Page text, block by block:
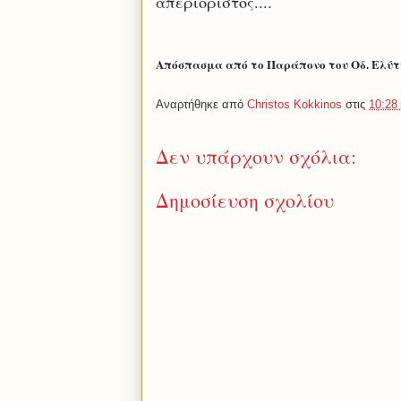
Απόσπασμα από το Παράπονο του Οδ.
Αναρτήθηκε από Christos Kokkinos στις 10:28
Δεν υπάρχουν σχόλια:
Δημοσίευση σχολίου